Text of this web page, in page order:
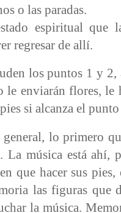
o las paradas.
espiritual que
regresar de allí.
los puntos 1 y
le enviarán flores, le
si alcanza el
lo primero
La música está ahí,
que hacer sus
las figuras
la música.